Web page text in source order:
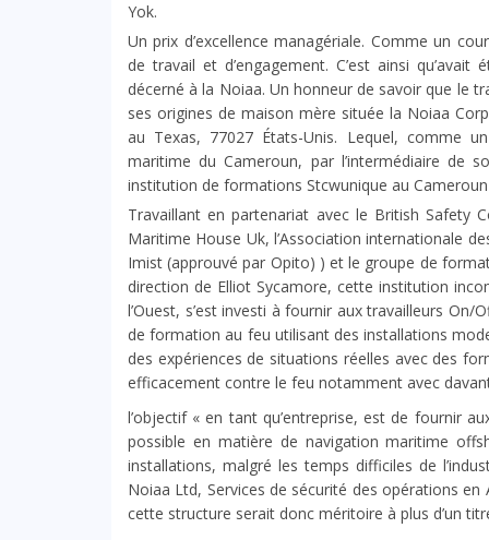
Yok.
Un prix d’excellence managériale. Comme un
de travail et d’engagement. C’est ainsi
décerné à la Noiaa. Un honneur de savoir que le
ses origines de maison mère située la Noiaa
au Texas, 77027 États-Unis. Lequel, comme
maritime du Cameroun, par l’intermédiaire de
institution de formations Stcwunique au
Travaillant en partenariat avec le British Safety
Maritime House Uk, l’Association internationale
Imist (approuvé par Opito) ) et le groupe de
direction de Elliot Sycamore, cette institution
l’Ouest, s’est investi à fournir aux travailleurs
de formation au feu utilisant des installations
des expériences de situations réelles avec des
efficacement contre le feu notamment avec
l’objectif « en tant qu’entreprise, est de fournir
possible en matière de navigation maritime
installations, malgré les temps difficiles de
Noiaa Ltd, Services de sécurité des opérations en
cette structure serait donc méritoire à plus d’un